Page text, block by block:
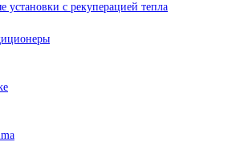
установки с рекуперацией тепла